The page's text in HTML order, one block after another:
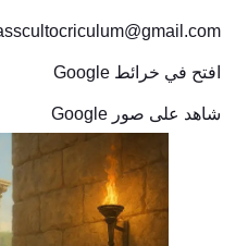
افتح في خرائط Google
شاهد على صور Google